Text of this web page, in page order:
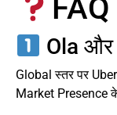
FAQ
Ola और
Global स्तर पर
Market Presence